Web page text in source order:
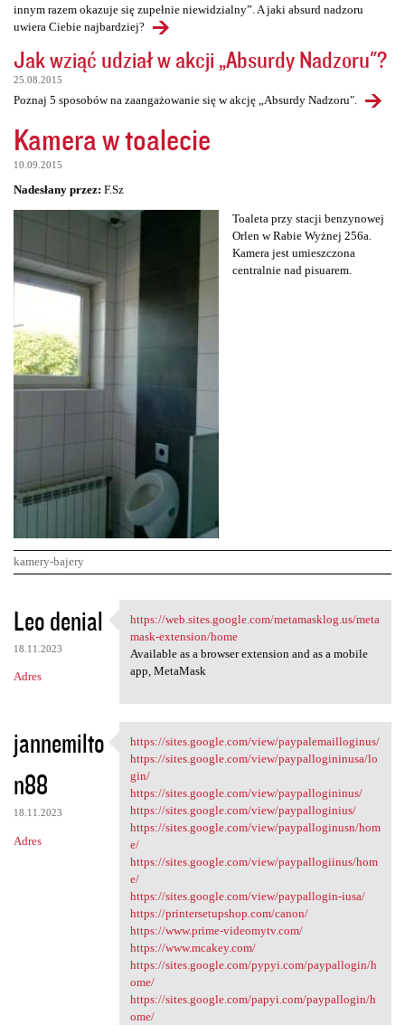
innym razem okazuje się zupełnie niewidzialny”. A jaki absurd nadzoru
uwiera Ciebie najbardziej?
Jak wziąć udział w akcji „Absurdy Nadzoru"?
25.08.2015
Poznaj 5 sposobów na zaangażowanie się w akcję „Absurdy Nadzoru".
Kamera w toalecie
10.09.2015
Nadesłany przez: F.Sz
Toaleta przy stacji benzynowej
Orlen w Rabie Wyżnej 256a.
Kamera jest umieszczona
centralnie nad pisuarem.
kamery-bajery
K
o
m
e
t
a
r
z
e
Leo denial
18.11.2023
Adres
https://web.sites.google.com
https://web.sites.google.com/metamasklog.us/meta
mask-extension/home
Available as a browser extension and as a mobile
app, MetaMask
jannemilto
n88
18.11.2023
Adres
https://sites.google.com/view
https://sites.google.com/view/paypalemailloginus/
https://sites.google.com/view/paypallogininusa/lo
gin/
https://sites.google.com/view/paypallogininus/
https://sites.google.com/view/paypalloginius/
https://sites.google.com/view/paypalloginusn/hom
e/
https://sites.google.com/view/paypallogiinus/hom
e/
https://sites.google.com/view/paypallogin-iusa/
https://printersetupshop.com/canon/
https://www.prime-videomytv.com/
https://www.mcakey.com/
https://sites.google.com/pypyi.com/paypallogin/h
ome/
https://sites.google.com/papyi.com/paypallogin/h
ome/